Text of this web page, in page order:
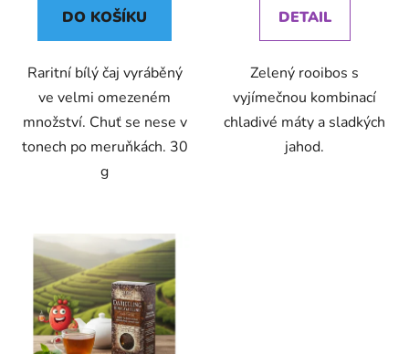
DO KOŠÍKU
Raritní bílý čaj vyráběný
ve velmi omezeném
množství. Chuť se nese v
tonech po meruňkách. 30
g
DETAIL
Zelený rooibos s
vyjímečnou kombinací
chladivé máty a sladkých
jahod.